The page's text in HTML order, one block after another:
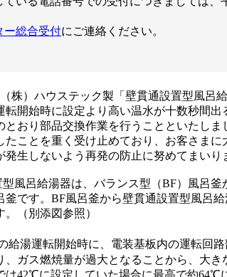
ー総合受付にご連絡ください。
株）ハウステック製「壁貫通設置型風呂
開始時に設定より高い温水が十数秒間
おり部品交換作業を行うことといたしま
ことを重く受け止めており、お客さま
生しないよう再発の防止に努めてまいり
風呂給湯器は、バランス型（BF）風呂釜
です。BF風呂釜から壁貫通設置型風呂
（別添図参照）
給湯運転開始時に、電装基板内の運転回
ガス燃焼量が過大となることから、大
42℃に設定していた場合に最高で約64℃